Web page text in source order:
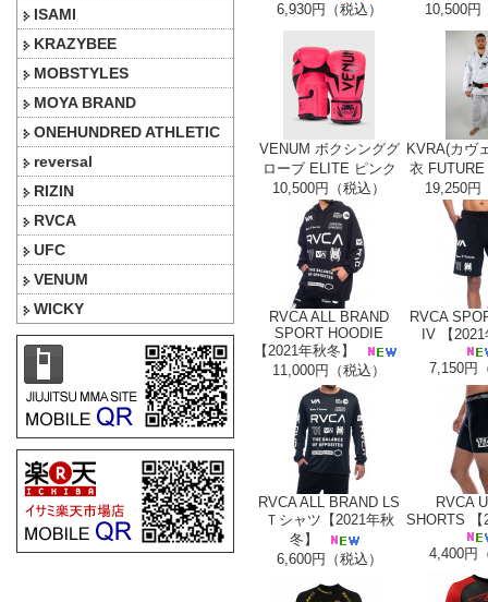
ISAMI
KRAZYBEE
MOBSTYLES
MOYA BRAND
ONEHUNDRED ATHLETIC
reversal
RIZIN
RVCA
UFC
VENUM
WICKY
6,930円（税込）
10,500円
VENUM ボクシンググ
ローブ ELITE ピンク
10,500円（税込）
KVRA(カヴ
衣 FUTURE
19,250円
RVCA ALL BRAND
SPORT HOODIE
【2021年秋冬】
11,000円（税込）
RVCA
IV 【
7,150円
RVCA ALL BRAND LS
Ｔシャツ【2021年秋
冬】
6,600円（税込）
RVCA
SHORTS 【
4,400円